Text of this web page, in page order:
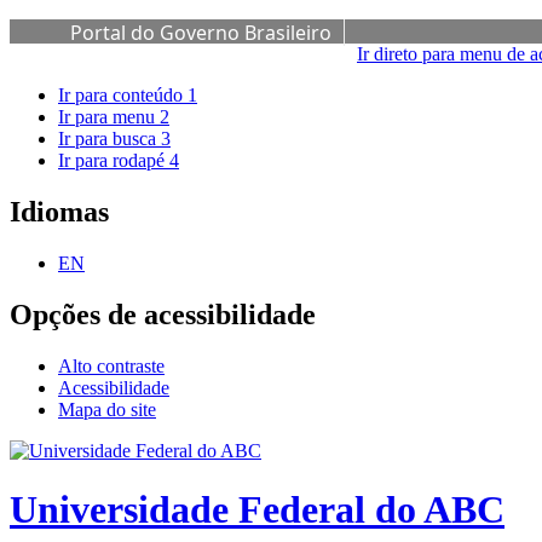
Portal do Governo Brasileiro
Ir direto para menu de
Ir para conteúdo 1
Ir para menu 2
Ir para busca 3
Ir para rodapé 4
Idiomas
EN
Opções de acessibilidade
Alto contraste
Acessibilidade
Mapa do site
Universidade Federal do ABC